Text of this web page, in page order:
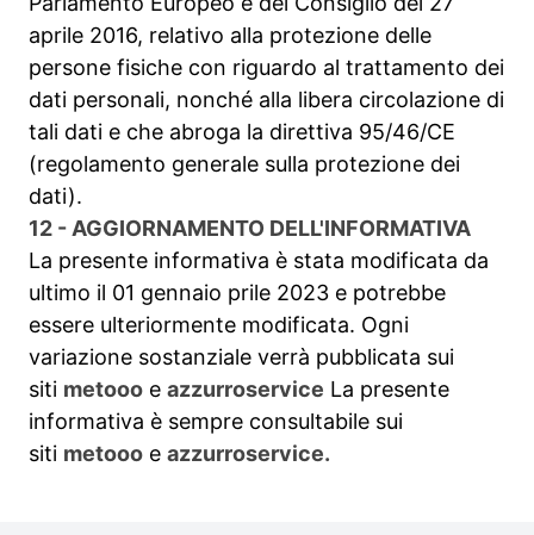
aprile 2016, relativo alla protezione delle
persone fisiche con riguardo al trattamento dei
dati personali, nonché alla libera circolazione di
tali dati e che abroga la direttiva 95/46/CE
(regolamento generale sulla protezione dei
dati).
12 - AGGIORNAMENTO DELL'INFORMATIVA
La presente informativa è stata modificata da
ultimo il 01 gennaio prile 2023 e potrebbe
essere ulteriormente modificata. Ogni
variazione sostanziale verrà pubblicata sui
siti metooo e azzurroservice La presente
informativa è sempre consultabile sui
siti metooo e azzurroservice.